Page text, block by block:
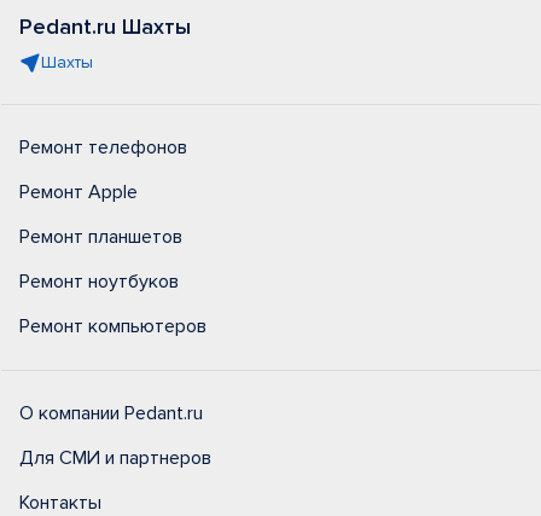
Pedant.ru Шахты
Шахты
Ремонт телефонов
Ремонт Apple
Ремонт планшетов
Ремонт ноутбуков
Ремонт компьютеров
О компании Pedant.ru
Для СМИ и партнеров
Контакты